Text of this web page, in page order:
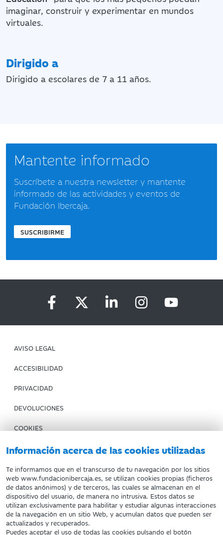
Información acerca de las cookies utilizadas
Te informamos que en el transcurso de tu navegación por los sitios
web www.fundacionibercaja.es, se utilizan cookies propias (ficheros
de datos anónimos) y de terceros, las cuales se almacenan en el
dispositivo del usuario, de manera no intrusiva. Estos datos se
utilizan exclusivamente para habilitar y estudiar algunas interacciones
de la navegación en un sitio Web, y acumulan datos que pueden ser
actualizados y recuperados.
Puedes aceptar el uso de todas las cookies pulsando el botón
imaginar, construir y experimentar en mundos
virtuales.
Dirigido a
Dirigido a escolares de 7 a 11 años.
Mantente informado
Suscríbete a nuestra newsletter y mantente
informado de las actividades y eventos de
Fundación Ibercaja.
SUSCRIBIRME
AVISO LEGAL
ACCESIBILIDAD
PRIVACIDAD
DEVOLUCIONES
COOKIES
CONDICIONES DE COMPRA
IBERCAJA BANCO
Fundación Bancaria Ibercaja. C.I.F. G-50000652.
Inscrita en el Registro de Fundaciones del Mº de Educación,
Cultura y Deporte con el nº 1689.
Domicilio social: Joaquín Costa, 13. 50001 Zaragoza.